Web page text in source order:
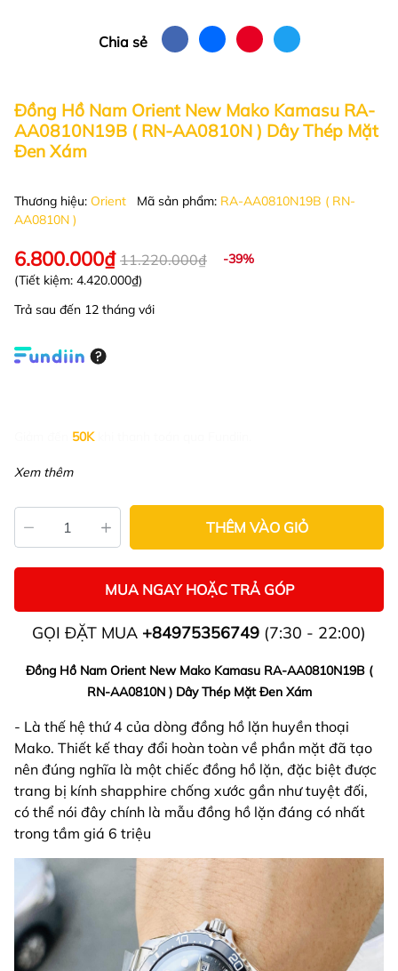
Chia sẻ
Đồng Hồ Nam Orient New Mako Kamasu RA-
AA0810N19B ( RN-AA0810N ) Dây Thép Mặt
Đen Xám
Thương hiệu: Orient Mã sản phẩm: RA-AA0810N19B ( RN-
AA0810N )
6.800.000₫ 11.220.000₫
-39%
(Tiết kiệm: 4.420.000₫)
Trả sau đến 12 tháng với
50K
Xem thêm
THÊM VÀO GIỎ
MUA NGAY HOẶC TRẢ GÓP
GỌI ĐẶT MUA +84975356749 (7:30 - 22:00)
Đồng Hồ Nam Orient New Mako Kamasu RA-AA0810N19B (
RN-AA0810N ) Dây Thép Mặt Đen Xám
- Là thế hệ thứ 4 của dòng đồng hồ lặn huyền thoại
Mako. Thiết kế thay đổi hoàn toàn về phần mặt đã tạo
nên đúng nghĩa là một chiếc đồng hồ lặn, đặc biệt được
trang bị kính shapphire chống xước gần như tuyệt đối,
có thể nói đây chính là mẫu đồng hồ lặn đáng có nhất
trong tầm giá 6 triệu